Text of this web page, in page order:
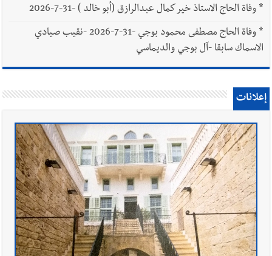
*وفاة الحاج الاستاذ خير كمال عبدالرازق (أبو خالد ) -31-7-2026
*
وفاة الحاج مصطفى محمود بوجي -31-7-2026 -نقيب صيادي
الاسماك سابقا -آل بوجي والديماسي
إعلانات